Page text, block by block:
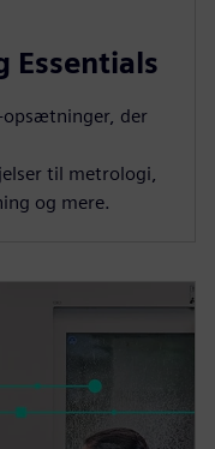
Essentials
opsætninger, der
til metrologi,
og mere.